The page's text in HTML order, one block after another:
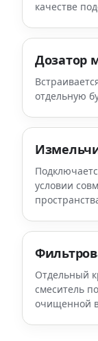
качестве
Дозатор
отдельную
условии
Отдельный
смеситель
очищенной